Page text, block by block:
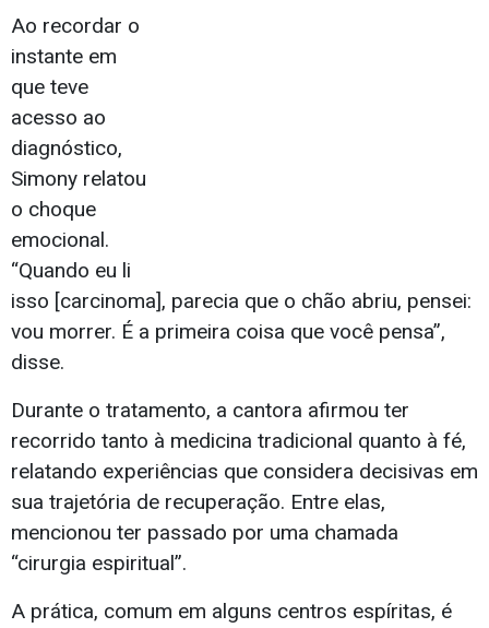
Ao recordar o
instante em
que teve
acesso ao
diagnóstico,
Simony relatou
o choque
emocional.
“Quando eu li
isso [carcinoma], parecia que o chão abriu, pensei:
vou morrer. É a primeira coisa que você pensa”,
disse.
Durante o tratamento, a cantora afirmou ter
recorrido tanto à medicina tradicional quanto à fé,
relatando experiências que considera decisivas em
sua trajetória de recuperação. Entre elas,
mencionou ter passado por uma chamada
“cirurgia espiritual”.
A prática, comum em alguns centros espíritas, é